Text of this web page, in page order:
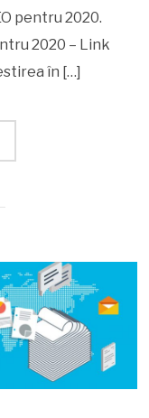
pentru 2020.
2020 – Link
în […]